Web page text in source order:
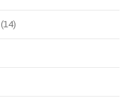
(14)